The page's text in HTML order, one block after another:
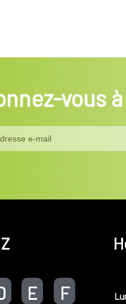
vous
E
F